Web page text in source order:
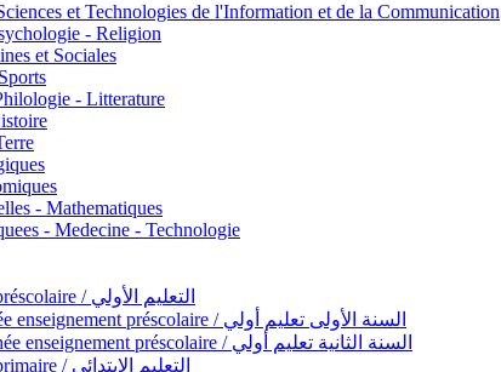
et Technologies de l'Information et de la Communication
- Religion
et Sociales
- Litterature
- Mathematiques
- Medecine - Technologie
Enseignement préscolaire / التعليم الأولي
1ère année enseignement préscolaire / السنة الأولى تعليم أولي
2ème année enseignement préscolaire / السنة الثانية تعليم أولي
Enseignement primaire / التعليم الإبتدائي